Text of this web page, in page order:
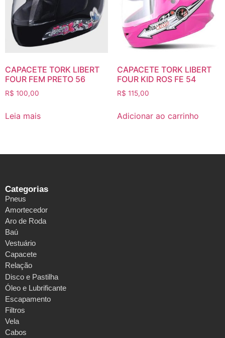
CAPACETE TORK LIBERT
FOUR FEM PRETO 56
R$ 100,00
Leia mais
CAPACETE TORK LIBERT
FOUR KID ROS FE 54
R$ 115,00
Adicionar ao carrinho
Categorias
Pneus
Amortecedor
Aro de Roda
Baú
Vestuário
Capacete
Relação
Disco e Pastilha
Óleo e Lubrificante
Escapamento
Filtros
Vela
Cabos